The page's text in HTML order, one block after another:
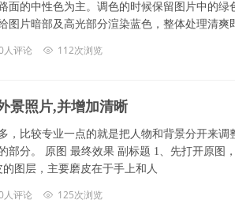
面的中性色为主。调色的时候保留图片中的
图片暗部及高光部分渲染蓝色，整体处理清爽
人评论 112次浏览
景照片,并增加清晰
，比较专业一点的就是把人物和背景分开来
部分。 原图 最终效果 副标题 1、先打开原图
图层，主要磨皮在于手上和人
人评论 125次浏览